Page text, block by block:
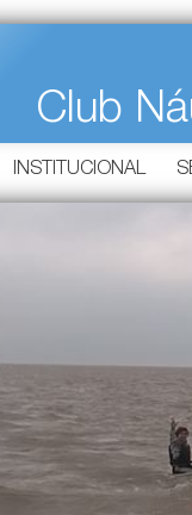
Club
INSTITUCIONAL